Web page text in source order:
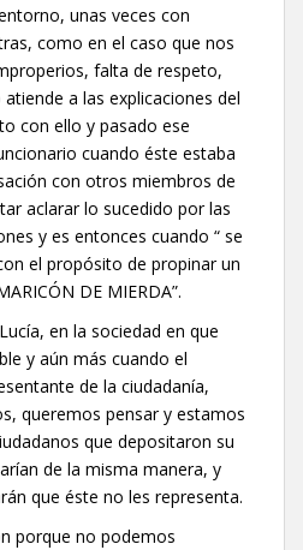
unas veces con
como en el caso que nos
falta de respeto,
a las explicaciones del
con ello y pasado ese
cuando éste estaba
con otros miembros de
aclarar lo sucedido por las
y es entonces cuando “ se
el propósito de propinar un
DE MIERDA”.
en la sociedad en que
y aún más cuando el
de la ciudadanía,
queremos pensar y estamos
que depositaron su
de la misma manera, y
que éste no les representa.
porque no podemos